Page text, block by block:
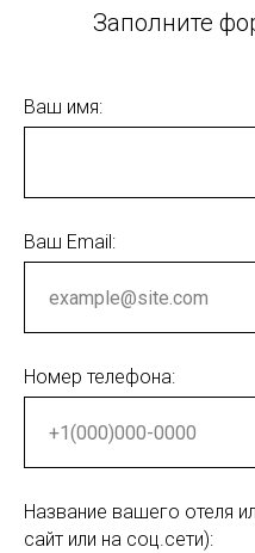
Заполните
Ваш имя:
Ваш Email:
Номер телефона:
Название вашего отеля
сайт или на соц.сети):